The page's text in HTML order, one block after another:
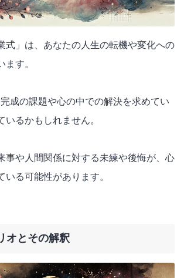
式」は、あなたの人生の転機や変化への
ます。
成の課題や心の中での解決を求めてい
いるかもしれません。
事や人間関係に対する未練や後悔が、心
いる可能性があります。
オとその解釈